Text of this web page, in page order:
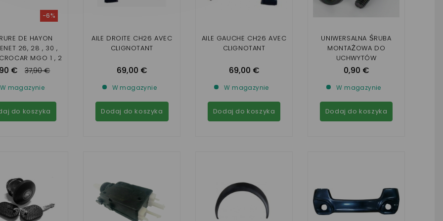
DE HAYON
26, 28 , 30 ,
MGO 1 , 2
, JDM ABACA ,
LIGIER JS RC
€
-6%
37,90 €
W magazynie
do koszyka
AILE DROITE CH26 AVEC
CLIGNOTANT
69,00 €
W magazynie
Dodaj do koszyka
AILE GAUCHE CH26 AVEC
CLIGNOTANT
69,00 €
W magazynie
Dodaj do koszyka
UNIWERSALNA ŚRUBA
MONTAŻOWA DO
UCHWYTÓW
SHOCKPROOF
ODDZIELNIE)
0,90 €
W magazynie
Dodaj do koszyka